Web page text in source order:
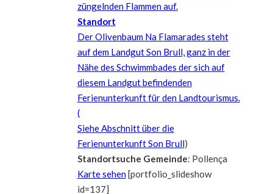
züngelnden Flammen auf.
Standort
Der Olivenbaum Na Flamarades steht
auf dem Landgut Son Brull, ganz in der
Nähe des Schwimmbades der sich auf
diesem Landgut befindenden
Ferienunterkunft für den Landtourismus.
(
Siehe Abschnitt über die
Ferienunterkunft Son Brull)
Standortsuche Gemeinde: Pollença
Karte sehen[portfolio_slideshow
id=137]